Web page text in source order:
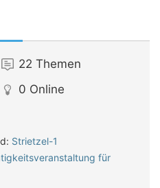
22 Themen
0 Online
Strietzel-1
für